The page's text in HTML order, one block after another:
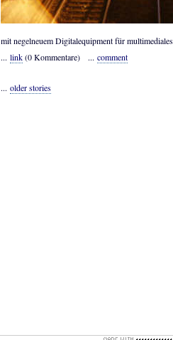
mit negelneuem Digitalequipment für
... link(0 Kommentare) ... comment
... older stories